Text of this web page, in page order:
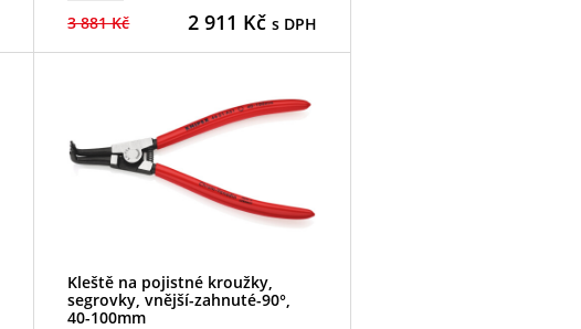
3 881 Kč 2 911 Kčs DPH
Kleště na pojistné kroužky,
segrovky, vnější-zahnuté-90°,
40-100mm